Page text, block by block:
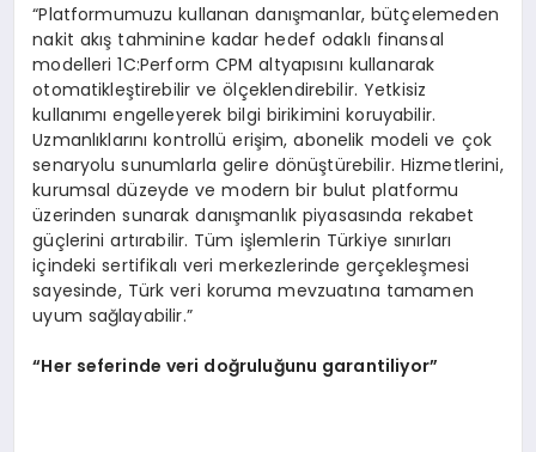
“Platformumuzu kullanan danışmanlar, bütçelemeden
nakit akış tahminine kadar hedef odaklı finansal
modelleri 1C:Perform CPM altyapısını kullanarak
otomatikleştirebilir ve ölçeklendirebilir. Yetkisiz
kullanımı engelleyerek bilgi birikimini koruyabilir.
Uzmanlıklarını kontrollü erişim, abonelik modeli ve çok
senaryolu sunumlarla gelire dönüştürebilir. Hizmetlerini,
kurumsal düzeyde ve modern bir bulut platformu
üzerinden sunarak danışmanlık piyasasında rekabet
güçlerini artırabilir. Tüm işlemlerin Türkiye sınırları
içindeki sertifikalı veri merkezlerinde gerçekleşmesi
sayesinde, Türk veri koruma mevzuatına tamamen
uyum sağlayabilir.”
“Her seferinde veri doğruluğunu garantiliyor”